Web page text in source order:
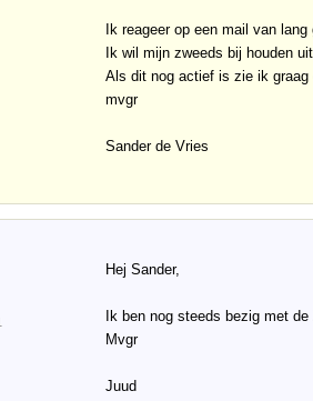
Ik reageer op een mail van lang
Ik wil mijn zweeds bij houden
Als dit nog actief is zie ik graag
mvgr
Sander de Vries
Hej Sander,
Ik ben nog steeds bezig met
Mvgr
Juud